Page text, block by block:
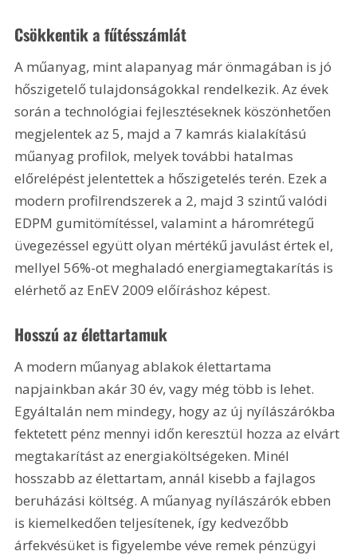
Csökkentik a fűtésszámlát
A műanyag, mint alapanyag már önmagában is jó
hőszigetelő tulajdonságokkal rendelkezik. Az évek
során a technológiai fejlesztéseknek köszönhetően
megjelentek az 5, majd a 7 kamrás kialakítású
műanyag profilok, melyek további hatalmas
előrelépést jelentettek a hőszigetelés terén. Ezek a
modern profilrendszerek a 2, majd 3 szintű valódi
EDPM gumitömítéssel, valamint a háromrétegű
üvegezéssel együtt olyan mértékű javulást értek el,
mellyel 56%-ot meghaladó energiamegtakarítás is
elérhető az EnEV 2009 előíráshoz képest.
Hosszú az élettartamuk
A modern műanyag ablakok élettartama
napjainkban akár 30 év, vagy még több is lehet.
Egyáltalán nem mindegy, hogy az új nyílászárókba
fektetett pénz mennyi időn keresztül hozza az elvárt
megtakarítást az energiaköltségeken. Minél
hosszabb az élettartam, annál kisebb a fajlagos
beruházási költség. A műanyag nyílászárók ebben
is kiemelkedően teljesítenek, így kedvezőbb
árfekvésüket is figyelembe véve remek pénzügyi